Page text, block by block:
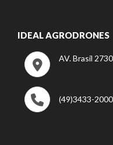
IDEAL AGRODRONES
AV. Brasil
(49)3433-2000